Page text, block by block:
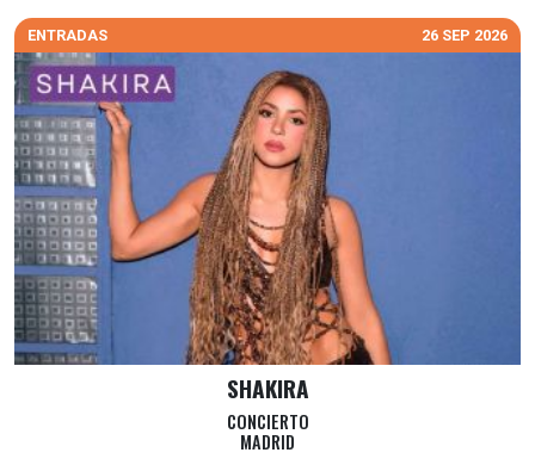
ENTRADAS 26 SEP 2026
SHAKIRA
CONCIERTO
MADRID